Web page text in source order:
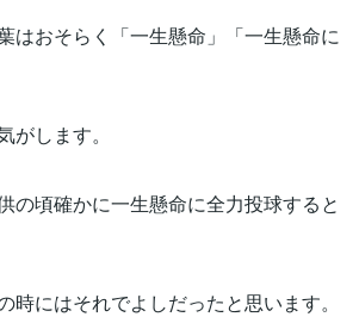
はおそらく「一生懸命」「一生懸命に
がします。
の頃確かに一生懸命に全力投球すると
時にはそれでよしだったと思います。